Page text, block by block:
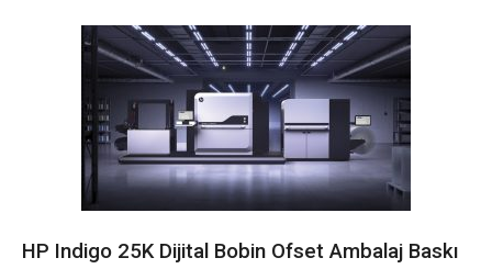
HP Indigo 25K Dijital Bobin Ofset Ambalaj Baskı